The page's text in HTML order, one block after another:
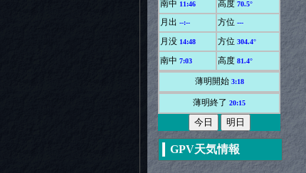
GPV天気情報